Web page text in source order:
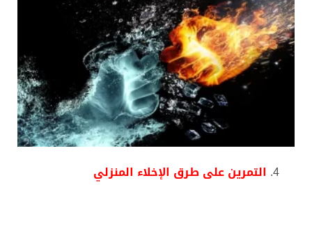
التمرين على طرق الإخلاء المنزلي